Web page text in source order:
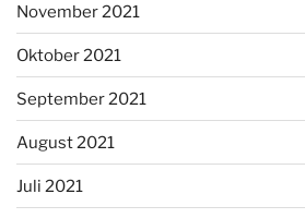
November 2021
Oktober 2021
September 2021
August 2021
Juli 2021